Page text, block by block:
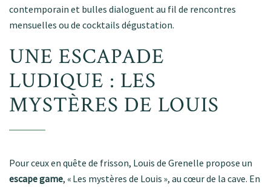
contemporain et bulles dialoguent au fil de rencontres
mensuelles ou de cocktails dégustation.
UNE ESCAPADE
LUDIQUE : LES
MYSTÈRES DE LOUIS
Pour ceux en quête de frisson, Louis de Grenelle propose un
escape game, « Les mystères de Louis », au cœur de la cave. En